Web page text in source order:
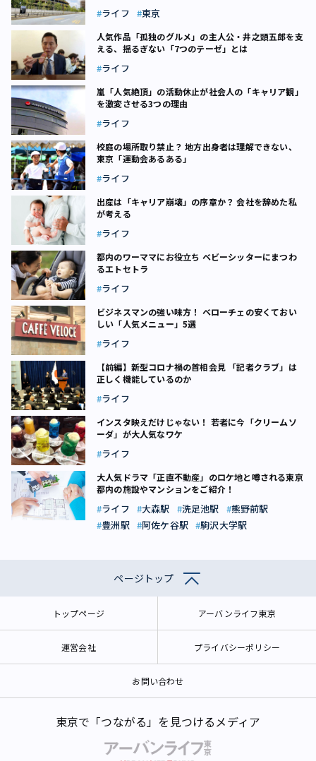
ライフ 東京
人気作品「孤独のグルメ」の主人公・井之頭五郎を支
える、揺るぎない「7つのテーゼ」とは
ライフ
嵐「人気絶頂」の活動休止が社会人の「キャリア観」
を激変させる3つの理由
ライフ
校庭の場所取り禁止？ 地方出身者は理解できない、
東京「運動会あるある」
ライフ
出産は「キャリア崩壊」の序章か？ 会社を辞めた私
が考える
ライフ
都内のワーママにお役立ち ベビーシッターにまつわ
るエトセトラ
ライフ
ビジネスマンの強い味方！ ベローチェの安くておい
しい「人気メニュー」5選
ライフ
【前編】新型コロナ禍の首相会見 「記者クラブ」は
正しく機能しているのか
ライフ
インスタ映えだけじゃない！ 若者に今「クリームソ
ーダ」が大人気なワケ
ライフ
大人気ドラマ「正直不動産」のロケ地と噂される東京
都内の施設やマンションをご紹介！
ライフ 大森駅 洗足池駅
熊野前駅
豊洲駅
阿佐ケ谷駅 駒沢大学駅
ページトップ
トップページ アーバンライフ東京
運営会社 プライバシーポリシー
お問い合わせ
東京で「つながる」を見つけるメディア